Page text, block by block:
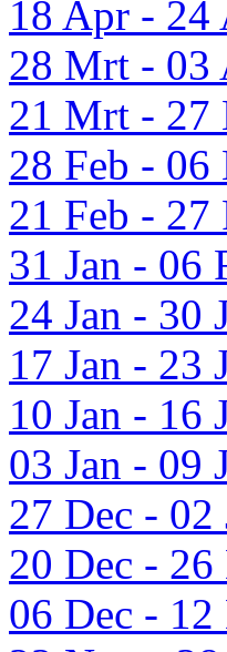
18 Apr - 24
28 Mrt - 03
21 Mrt - 27
28 Feb -
21 Feb - 27
31 Jan - 06
24 Jan - 30
17 Jan - 23
10 Jan - 16
03 Jan - 09
27 Dec - 02
20 Dec - 26
06 Dec - 12